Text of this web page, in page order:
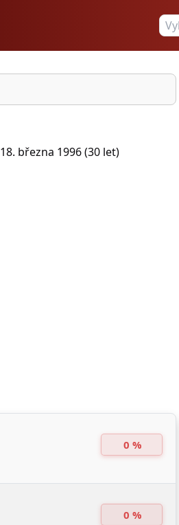
18. března 1996 (30 let)
0 %
0 %